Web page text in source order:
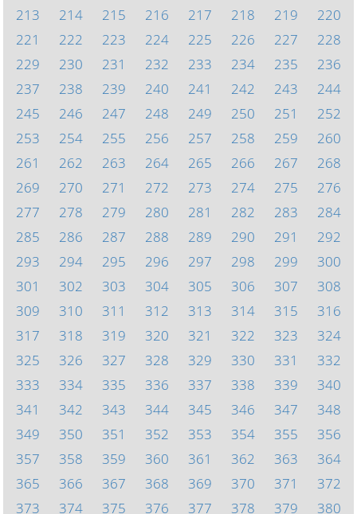
213
214 215 216 217 218 219
220
221
222 223 224 225 226 227
228
229
230 231 232 233 234 235
236
237
238 239 240 241 242 243
244
245
246 247 248 249 250 251
252
253
254 255 256 257 258 259
260
261
262 263 264 265 266 267
268
269
270 271 272 273 274 275
276
277
278 279 280 281 282 283
284
285
286 287 288 289 290 291
292
293
294 295 296 297 298 299
300
301
302 303 304 305 306 307
308
309
310 311 312 313 314 315
316
317
318 319 320 321 322 323
324
325
326 327 328 329 330 331
332
333
334 335 336 337 338 339
340
341
342 343 344 345 346 347
348
349
350 351 352 353 354 355
356
357
358 359 360 361 362 363
364
365
366 367 368 369 370 371
372
373
374 375 376 377 378 379 380